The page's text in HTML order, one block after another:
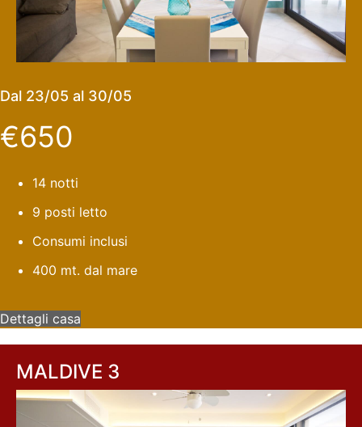
Dal 23/05 al 30/05
€650
14 notti
9 posti letto
Consumi inclusi
400 mt. dal mare
Dettagli casa
MALDIVE 3